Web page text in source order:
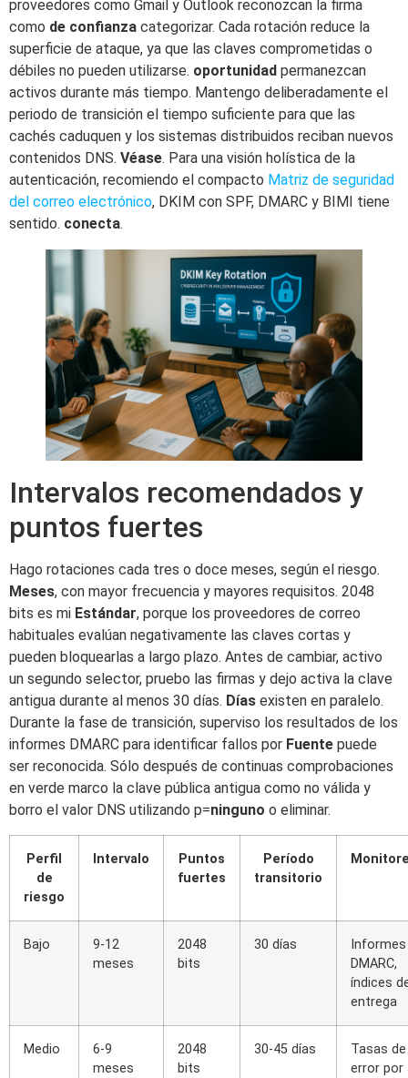
proveedores como Gmail y Outlook reconozcan la firma
como de confianza categorizar. Cada rotación reduce la
superficie de ataque, ya que las claves comprometidas o
débiles no pueden utilizarse. oportunidad permanezcan
activos durante más tiempo. Mantengo deliberadamente el
periodo de transición el tiempo suficiente para que las
cachés caduquen y los sistemas distribuidos reciban nuevos
contenidos DNS. Véase. Para una visión holística de la
autenticación, recomiendo el compacto Matriz de seguridad
del correo electrónico, DKIM con SPF, DMARC y BIMI tiene
sentido. conecta.
Intervalos recomendados y
puntos fuertes
Hago rotaciones cada tres o doce meses, según el riesgo.
Meses, con mayor frecuencia y mayores requisitos. 2048
bits es mi Estándar, porque los proveedores de correo
habituales evalúan negativamente las claves cortas y
pueden bloquearlas a largo plazo. Antes de cambiar, activo
un segundo selector, pruebo las firmas y dejo activa la clave
antigua durante al menos 30 días. Días existen en paralelo.
Durante la fase de transición, superviso los resultados de los
informes DMARC para identificar fallos por Fuente puede
ser reconocida. Sólo después de continuas comprobaciones
en verde marco la clave pública antigua como no válida y
borro el valor DNS utilizando p=ninguno o eliminar.
Perfil
de
riesgo
Intervalo
Puntos
fuertes
Período
transitorio
Bajo
9-12
meses
2048
bits
30 días
Informes
DMARC,
índices
entrega
Medio
6-9
meses
2048
bits
30-45 días
Tasas de
error por